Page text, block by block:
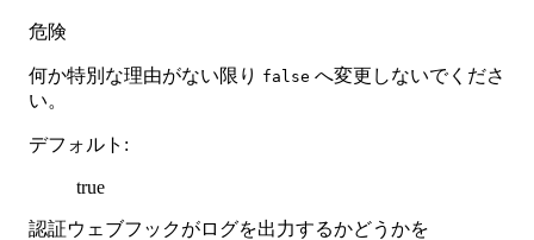
危険
何か特別な理由がない限り false へ変更しないでくださ
い。
デフォルト :
true
認証ウェブフックがログを出力するかどうかを